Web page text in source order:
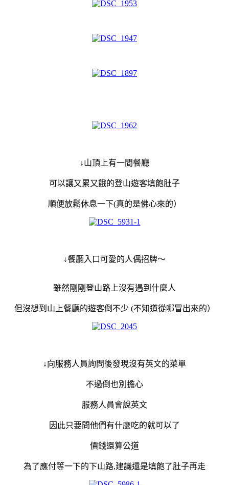
↓山頂上有一間餐廳
可以讓又累又餓的登山遊客填飽肚子
順便放鬆休息一下(真的是佛心來的）
↓餐廳入口可愛的人偶招牌～
雖然剛剛登山路上沒有遇到什麼人
但沒想到山上餐廳的遊客倒不少 (不知道從哪冒出來的）
↓向服務人員詢問後發現沒有英文的菜單
不過倒也別擔心
服務人員會說英文
因此只要問他們有什麼吃的就可以了
價錢還算公道
為了應付等一下的下山路,建議還是填飽了肚子再走